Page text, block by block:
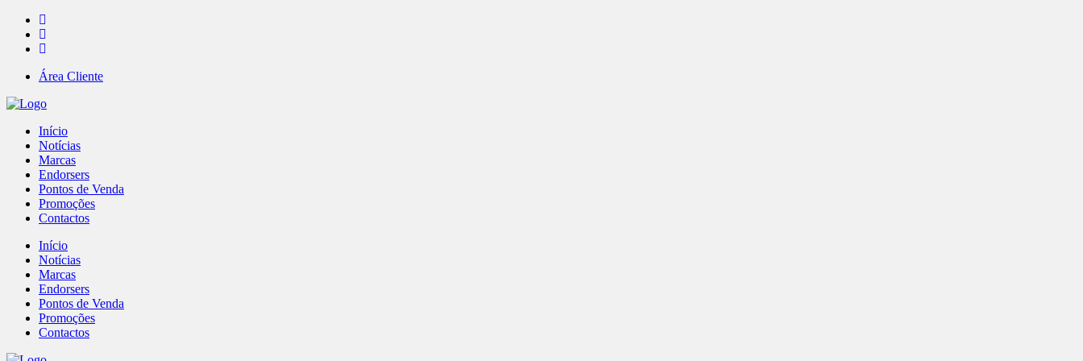
Área Cliente
Início
Notícias
Marcas
Endorsers
Pontos de Venda
Promoções
Contactos
Início
Notícias
Marcas
Endorsers
Pontos de Venda
Promoções
Contactos